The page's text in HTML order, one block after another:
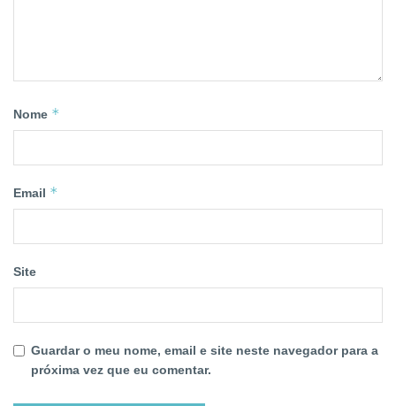
Nome *
Email *
Site
Guardar o meu nome, email e site neste navegador para a
próxima vez que eu comentar.